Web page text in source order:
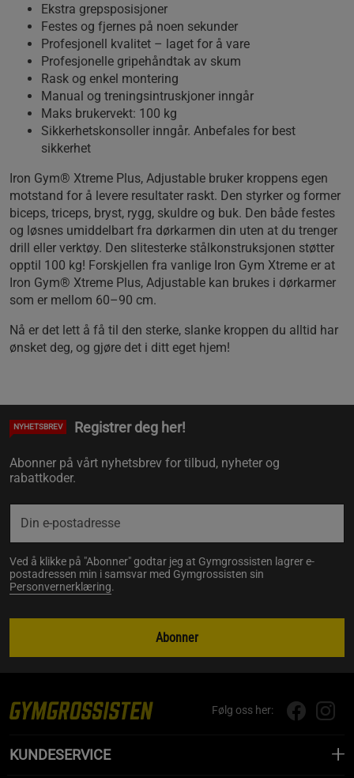
Ekstra grepsposisjoner
Festes og fjernes på noen sekunder
Profesjonell kvalitet – laget for å vare
Profesjonelle gripehåndtak av skum
Rask og enkel montering
Manual og treningsintruskjoner inngår
Maks brukervekt: 100 kg
Sikkerhetskonsoller inngår. Anbefales for best
sikkerhet
Iron Gym® Xtreme Plus, Adjustable bruker kroppens egen
motstand for å levere resultater raskt. Den styrker og former
biceps, triceps, bryst, rygg, skuldre og buk. Den både festes
og løsnes umiddelbart fra dørkarmen din uten at du trenger
drill eller verktøy. Den slitesterke stålkonstruksjonen støtter
opptil 100 kg! Forskjellen fra vanlige Iron Gym Xtreme er at
Iron Gym® Xtreme Plus, Adjustable kan brukes i dørkarmer
som er mellom 60–90 cm.
Nå er det lett å få til den sterke, slanke kroppen du alltid har
ønsket deg, og gjøre det i ditt eget hjem!
NYHETSBREV Registrer deg her!
Abonner på vårt nyhetsbrev for tilbud, nyheter og
rabattkoder.
Ved å klikke på "Abonner" godtar jeg at Gymgrossisten lagrer e-
postadressen min i samsvar med Gymgrossisten sin
Personvernerklæring.
Abonner
Følg oss her:
KUNDESERVICE